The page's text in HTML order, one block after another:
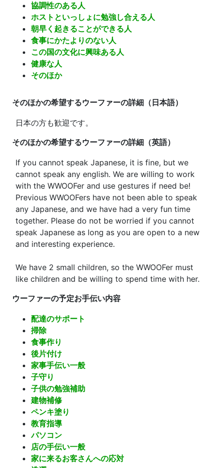
協調性のある人
ホストといっしょに勉強し合える人
朝早く起きることができる人
食事にかたよりのない人
この国の文化に興味ある人
健康な人
そのほか
そのほかの希望するウーファーの詳細 （日本語）
日本の方も歓迎です。
そのほかの希望するウーファーの詳細（英語）
If you cannot speak Japanese, it is fine, but we
cannot speak any english. We are willing to work
with the WWOOFer and use gestures if need be!
Previous WWOOFers have not been able to speak
any Japanese, and we have had a very fun time
together. Please do not be worried if you cannot
speak Japanese as long as you are open to a new
and interesting experience.
We have 2 small children, so the WWOOFer must
like children and be willing to spend time with her.
ウーファーの予定お手伝い内容
配達のサポート
掃除
食事作り
後片付け
家事手伝い一般
子守り
子供の勉強補助
建物補修
ペンキ塗り
教育指導
パソコン
店の手伝い一般
家に来るお客さんへの応対